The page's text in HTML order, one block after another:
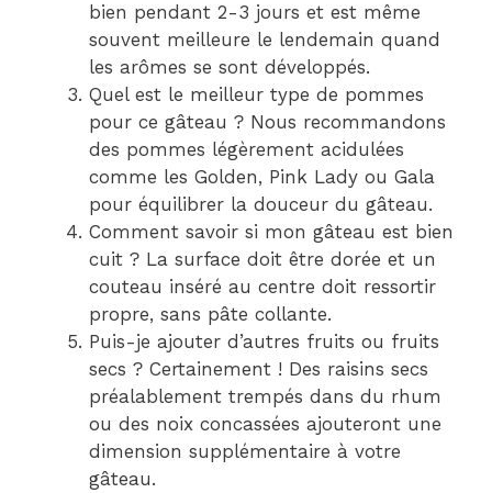
bien pendant 2-3 jours et est même
souvent meilleure le lendemain quand
les arômes se sont développés.
Quel est le meilleur type de pommes
pour ce gâteau ? Nous recommandons
des pommes légèrement acidulées
comme les Golden, Pink Lady ou Gala
pour équilibrer la douceur du gâteau.
Comment savoir si mon gâteau est bien
cuit ? La surface doit être dorée et un
couteau inséré au centre doit ressortir
propre, sans pâte collante.
Puis-je ajouter d’autres fruits ou fruits
secs ? Certainement ! Des raisins secs
préalablement trempés dans du rhum
ou des noix concassées ajouteront une
dimension supplémentaire à votre
gâteau.